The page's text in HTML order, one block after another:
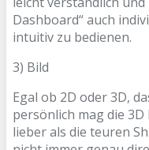
Dashboard“ auch
intuitiv zu bedienen.
3) Bild
Egal ob 2D oder 3D,
persönlich mag die
lieber als die teuren